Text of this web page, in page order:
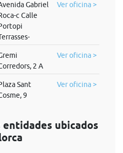
Gabriel
c Calle
Ver oficina >
2 A
Ver oficina >
Sant
9
Ver oficina >
ubicados